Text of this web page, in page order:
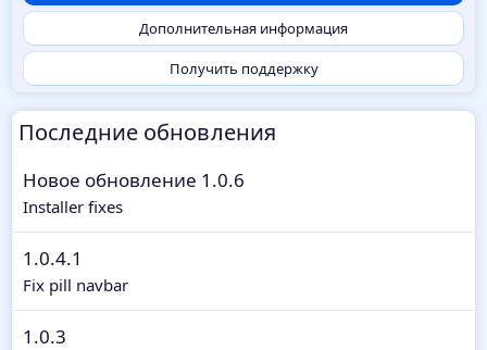
ё
з
д
Дополнительная информация
Получить поддержку
Последние обновления
Новое обновление 1.0.6
Installer fixes
1.0.4.1
Fix pill navbar
1.0.3